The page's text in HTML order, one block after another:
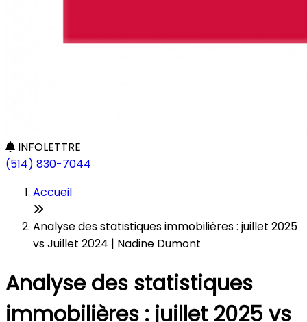
INFOLETTRE
(514) 830-7044
Accueil
Analyse des statistiques immobilières : juillet 2025
vs Juillet 2024 | Nadine Dumont
Analyse des statistiques
immobilières : juillet 2025 vs